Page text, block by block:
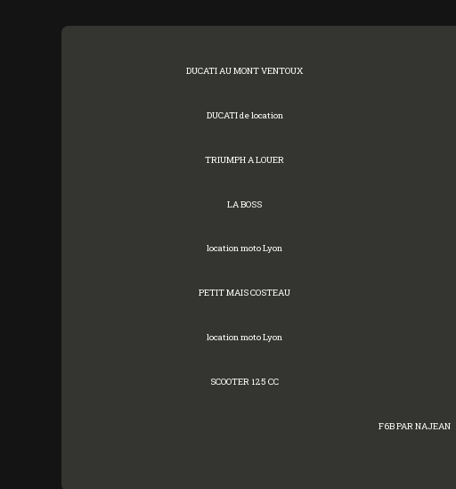
DUCATI AU MONT VENTOUX
DUCATI de location
TRIUMPH A LOUER
LA BOSS
location moto Lyon
PETIT MAIS COSTEAU
location moto Lyon
SCOOTER 125 CC
F6B PAR NAJEAN